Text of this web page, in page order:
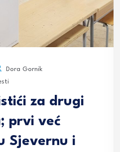
Dora Gornik
za drugi
prvi već
Sjevernu i